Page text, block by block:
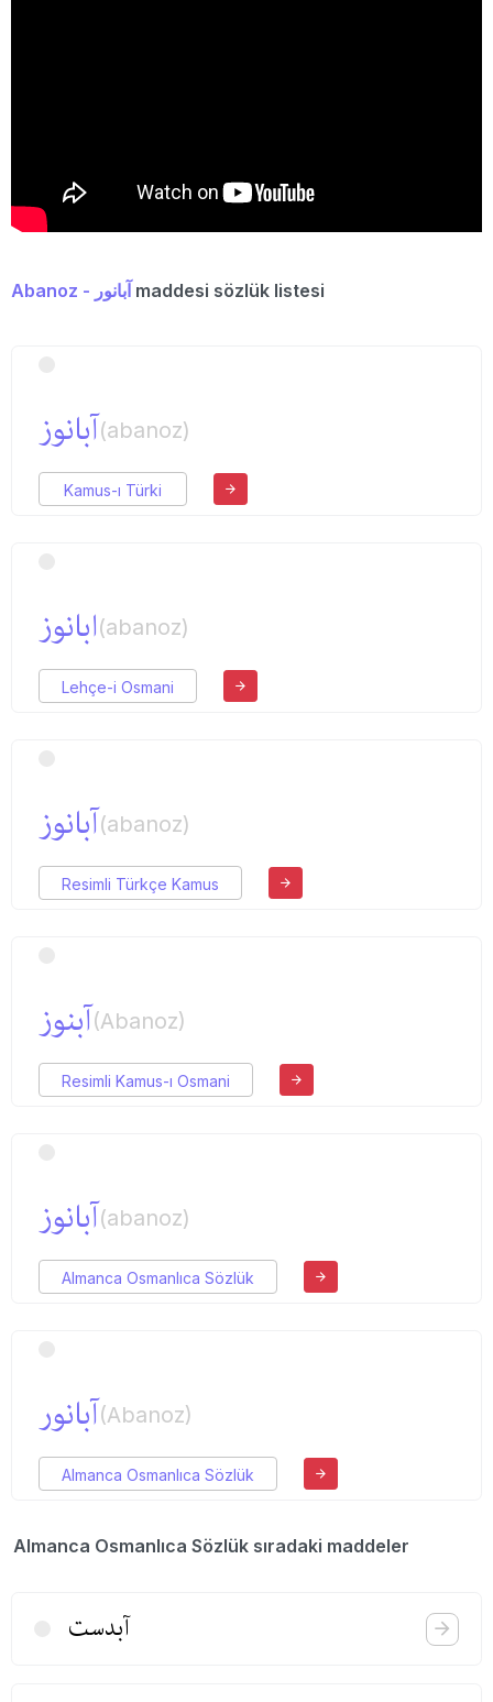
Abanoz - آبانور maddesi sözlük listesi
آبانوز(abanoz)
Kamus-ı Türki
ابانوز(abanoz)
Lehçe-i Osmani
آبانوز(abanoz)
Resimli Türkçe Kamus
آبنوز(Abanoz)
Resimli Kamus-ı Osmani
آبانوز(abanoz)
Almanca Osmanlıca Sözlük
آبانور(Abanoz)
Almanca Osmanlıca Sözlük
Almanca Osmanlıca Sözlük sıradaki maddeler
آبدست